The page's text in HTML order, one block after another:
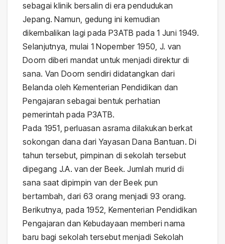
sebagai klinik bersalin di era pendudukan
Jepang. Namun, gedung ini kemudian
dikembalikan lagi pada P3ATB pada 1 Juni 1949.
Selanjutnya, mulai 1 Nopember 1950, J. van
Doorn diberi mandat untuk menjadi direktur di
sana. Van Doorn sendiri didatangkan dari
Belanda oleh Kementerian Pendidikan dan
Pengajaran sebagai bentuk perhatian
pemerintah pada P3ATB.
Pada 1951, perluasan asrama dilakukan berkat
sokongan dana dari Yayasan Dana Bantuan. Di
tahun tersebut, pimpinan di sekolah tersebut
dipegang J.A. van der Beek. Jumlah murid di
sana saat dipimpin van der Beek pun
bertambah, dari 63 orang menjadi 93 orang.
Berikutnya, pada 1952, Kementerian Pendidikan
Pengajaran dan Kebudayaan memberi nama
baru bagi sekolah tersebut menjadi Sekolah